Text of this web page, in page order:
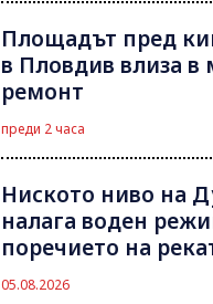
Площадът пред
в Пловдив влиза
ремонт
преди 2 часа
Ниското ниво на
налага воден
поречието на
05.08.2026